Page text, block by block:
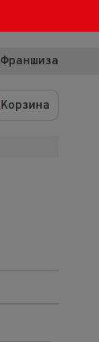
Франшиза
Корзина